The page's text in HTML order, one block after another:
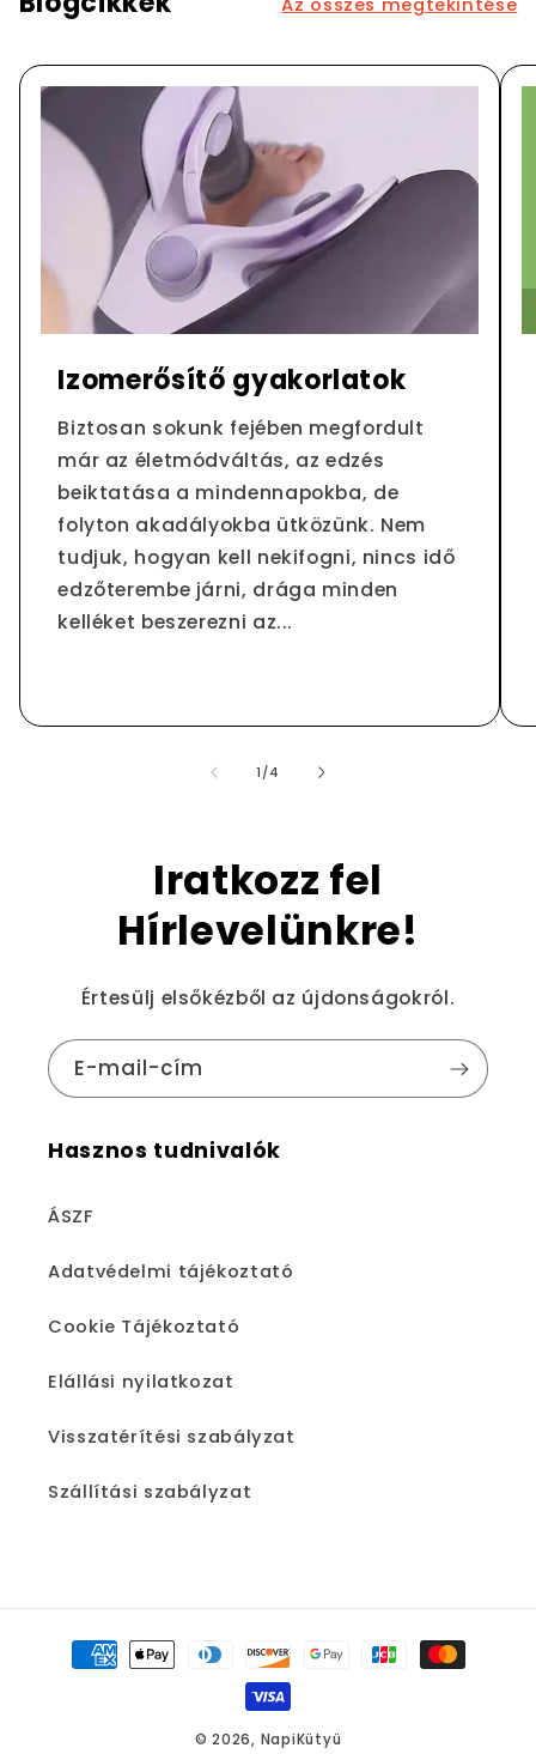
Az összes megtekintése
Izomerősítő gyakorlatok
Biztosan sokunk fejében megfordult
már az életmódváltás, az edzés
beiktatása a mindennapokba, de
folyton akadályokba ütközünk. Nem
tudjuk, hogyan kell nekifogni, nincs idő
edzőterembe járni, drága minden
kelléket beszerezni az...
1 //4
Iratkozz fel
Hírlevelünkre!
Értesülj elsőkézből az újdonságokról.
E-mail-cím
Hasznos tudnivalók
ÁSZF
Adatvédelmi tájékoztató
Cookie Tájékoztató
Elállási nyilatkozat
Visszatérítési szabályzat
Szállítási szabályzat
Fizetési
módok
© 2026, NapiKütyü